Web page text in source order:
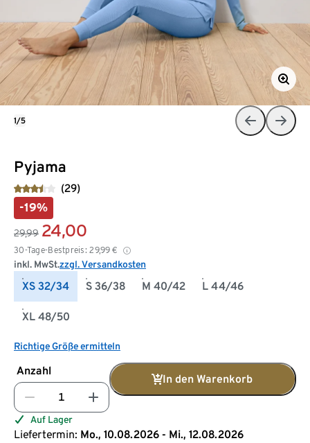
Pyjama
(29)
-19%
29,99 24,00
30-Tage-Bestpreis: 29,99 €
inkl. MwSt.zzgl. Versandkosten
XS 32/34 S 36/38 M 40/42 L 44/46
XL 48/50
Richtige Größe ermitteln
Anzahl
In den Warenkorb
Auf Lager
Liefertermin: Mo., 10.08.2026 - Mi., 12.08.2026
1/5